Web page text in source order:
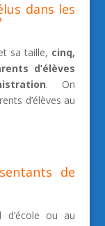
dans les
sa taille, cinq,
d’élèves
. On
d’élèves au
de
d’école ou au